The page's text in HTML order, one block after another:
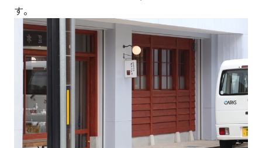
す。